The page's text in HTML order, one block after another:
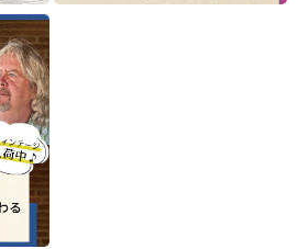
フォルニアとなっていま
す。
使用した畑は次の通りで
す。ビエン・ナシード
(サンタバーバラ/サン
タ・マリア・ヴァレー)
キック・オン・ヴィンヤ
ード、ランチョ ラ クー
ナおよびロス・アラモ
ス・ヴィンヤード(とも
にサンタ・バーバラ/ロ